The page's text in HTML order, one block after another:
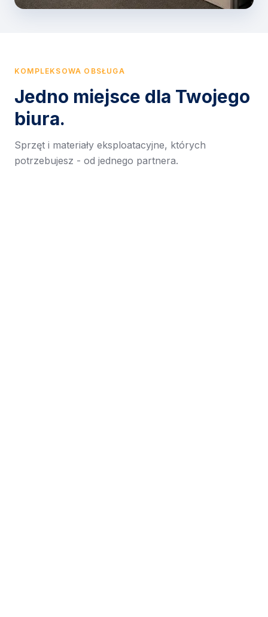
KOMPLEKSOWA OBSŁUGA
Jedno miejsce dla Twojego
biura.
Sprzęt i materiały eksploatacyjne, których
potrzebujesz - od jednego partnera.